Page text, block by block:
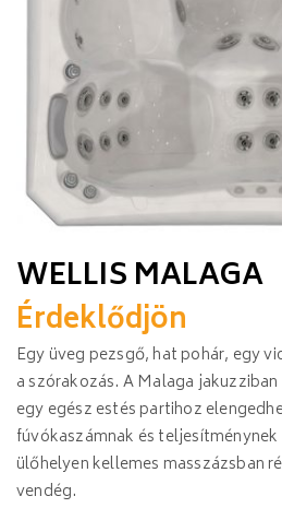
WELLIS MALAGA
Érdeklődjön
Egy üveg pezsgő, hat pohár, egy
a szórakozás. A Malaga
egy egész estés partihoz
fúvókaszámnak és
ülőhelyen kellemes masszázsban
vendég.